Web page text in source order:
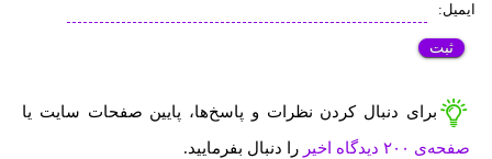
ایمیل:
برای دنبال کردن نظرات و پاسخ‌ها، پایین صفحات سایت یا
صفحه‌ی ۲۰۰ دیدگاه اخیر را دنبال بفرمایید.